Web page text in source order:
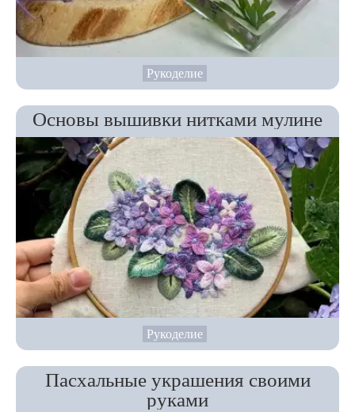
Рукоделие
Основы вышивки нитками мулине
Рукоделие
Пасхальные украшения своими
руками